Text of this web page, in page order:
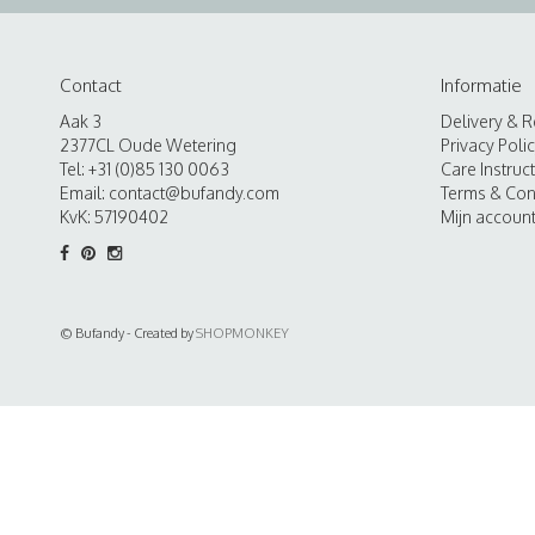
Contact
Aak 3
2377CL Oude Wetering
Tel: +31 (0)85 130 0063
Email: contact@bufandy.com
KvK: 57190402
Informatie
Delivery &
Privacy
Care
Terms &
Mijn account
© Bufandy - Created bySHOPMONKEY